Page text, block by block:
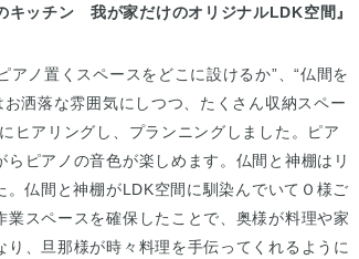
キッチン 我が家だけのオリジナルLDK空間』
ノ置くスペースをどこに設けるか”、“仏間を
洒落な雰囲気にしつつ、たくさん収納スペー
ヒアリングし、プランニングしました。ピア
ピアノの音色が楽しめます。仏間と神棚はリ
仏間と神棚がLDK空間に馴染んでいてＯ様ご
スペースを確保したことで、奥様が料理や家
、旦那様が時々料理を手伝ってくれるように